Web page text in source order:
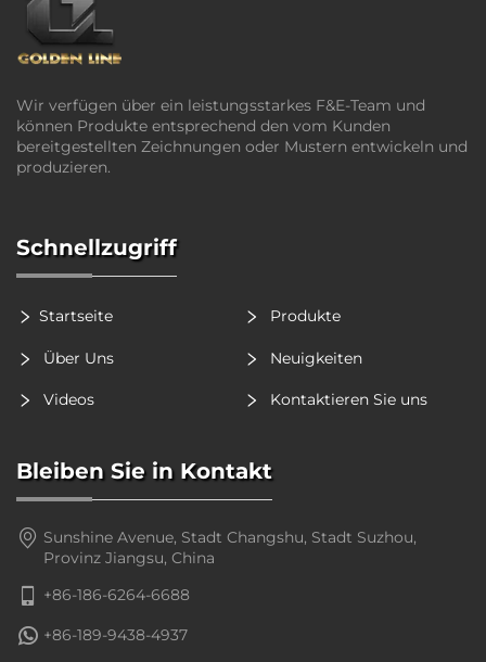
Wir verfügen über ein leistungsstarkes F&E-Team und
können Produkte entsprechend den vom Kunden
bereitgestellten Zeichnungen oder Mustern entwickeln und
produzieren.
Schnellzugriff
Startseite Produkte
Über Uns Neuigkeiten
Videos Kontaktieren Sie uns
Bleiben Sie in Kontakt
Sunshine Avenue, Stadt Changshu, Stadt Suzhou,
Provinz Jiangsu, China
+86-186-6264-6688
+86-189-9438-4937